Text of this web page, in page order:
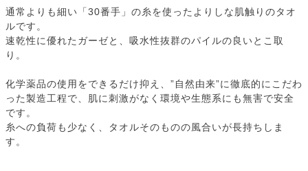
通常よりも細い「30番手」の糸を使ったよりしな肌触りのタオ
ルです。
速乾性に優れたガーゼと、吸水性抜群のパイルの良いとこ取
り。
化学薬品の使用をできるだけ抑え、”自然由来”に徹底的にこだわ
った製造工程で、肌に刺激がなく環境や生態系にも無害で安全
です。
糸への負荷も少なく、タオルそのものの風合いが長持ちしま
す。